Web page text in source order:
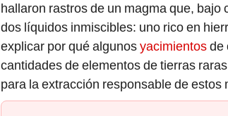
hallaron rastros de un magma que,
dos líquidos inmiscibles: uno rico en
explicar por qué algunosyacimientosde
cantidades de elementos de tierras
para la extracción responsable de